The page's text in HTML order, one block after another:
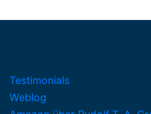
Testimonials
Weblog